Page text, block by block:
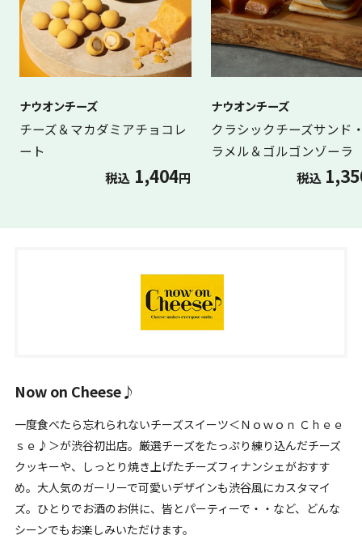
ナウオンチーズ
チーズ＆マカダミアチョコレ
ート
税込 1,404円
ナウオンチーズ
クラシックチーズサンド
ラメル＆ゴルゴンゾーラ
税込
Now on Cheese♪
一度食べたら忘れられないチーズスイーツ＜Ｎｏｗｏｎ Ｃｈｅｅ
ｓｅ♪＞が渋谷初出店。厳選チーズをたっぷり練り込んだチーズ
クッキーや、しっとり焼き上げたチーズフィナンシェがおすす
め。大人気のガーリーで可愛いデザインも渋谷風にカスタマイ
ズ。ひとりでお酒のお供に、皆とパーティーで・・など、どんな
シーンでもお楽しみいただけます。